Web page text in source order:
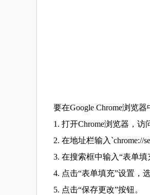
要在Google Chrome浏览
1. 打开Chrome浏览器，访
2. 在地址栏输入`chrome://
3. 在搜索框中输入“表单填
4. 点击“表单填充”设置，
5. 点击“保存更改”按钮。